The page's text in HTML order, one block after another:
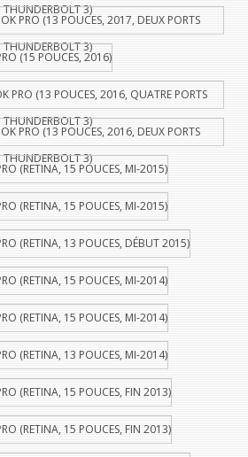
THUNDERBOLT 3)
PRO (13 POUCES, 2017, DEUX PORTS
THUNDERBOLT 3)
(15 POUCES, 2016)
PRO (13 POUCES, 2016, QUATRE PORTS
THUNDERBOLT 3)
PRO (13 POUCES, 2016, DEUX PORTS
THUNDERBOLT 3)
(RETINA, 15 POUCES, MI-2015)
(RETINA, 15 POUCES, MI-2015)
(RETINA, 13 POUCES, DÉBUT 2015)
(RETINA, 15 POUCES, MI-2014)
(RETINA, 15 POUCES, MI-2014)
(RETINA, 13 POUCES, MI-2014)
(RETINA, 15 POUCES, FIN 2013)
(RETINA, 15 POUCES, FIN 2013)